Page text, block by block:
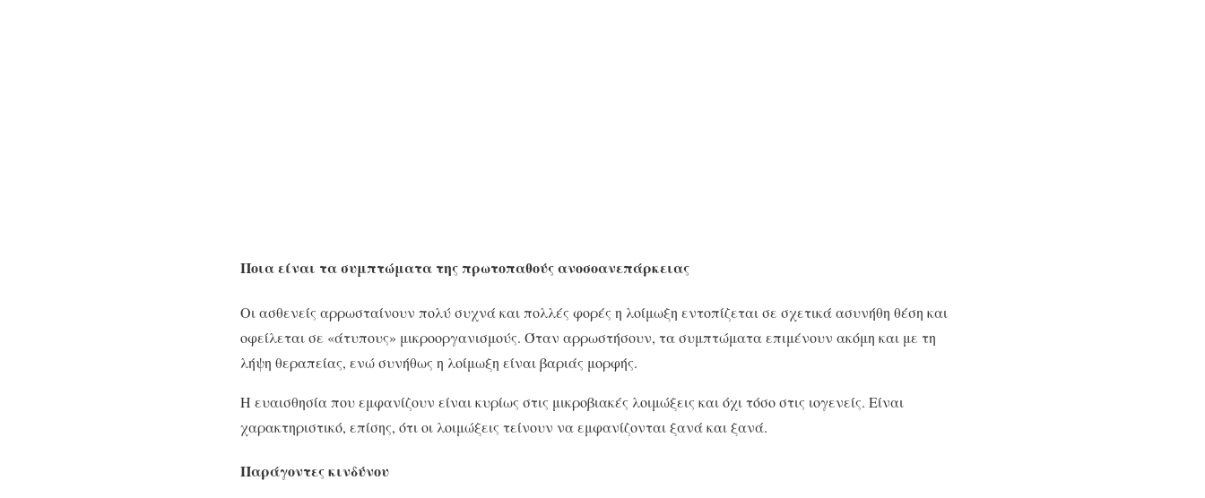
Ποια είναι τα συμπτώματα της πρωτοπαθούς ανοσοανεπάρκειας
Οι ασθενείς αρρωσταίνουν πολύ συχνά και πολλές φορές η λοίμωξη εντοπίζεται σε σχετικά ασυνήθη θέση και
οφείλεται σε «άτυπους» μικροοργανισμούς. Όταν αρρωστήσουν, τα συμπτώματα επιμένουν ακόμη και με τη
λήψη θεραπείας, ενώ συνήθως η λοίμωξη είναι βαριάς μορφής.
Η ευαισθησία που εμφανίζουν είναι κυρίως στις μικροβιακές λοιμώξεις και όχι τόσο στις ιογενείς. Είναι
χαρακτηριστικό, επίσης, ότι οι λοιμώξεις τείνουν να εμφανίζονται ξανά και ξανά.
Παράγοντες κινδύνου